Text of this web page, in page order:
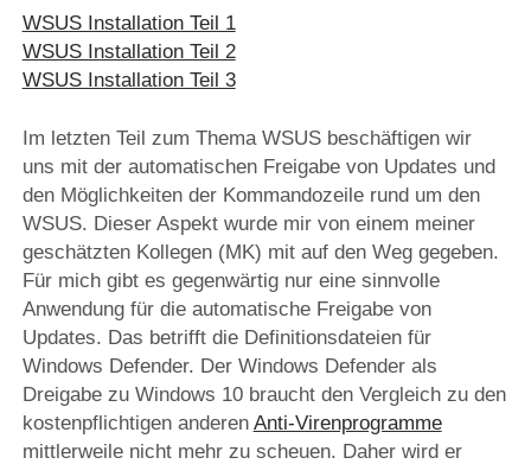
WSUS Installation Teil 1
WSUS Installation Teil 2
WSUS Installation Teil 3
Im letzten Teil zum Thema WSUS beschäftigen wir
uns mit der automatischen Freigabe von Updates und
den Möglichkeiten der Kommandozeile rund um den
WSUS. Dieser Aspekt wurde mir von einem meiner
geschätzten Kollegen (MK) mit auf den Weg gegeben.
Für mich gibt es gegenwärtig nur eine sinnvolle
Anwendung für die automatische Freigabe von
Updates. Das betrifft die Definitionsdateien für
Windows Defender. Der Windows Defender als
Dreigabe zu Windows 10 braucht den Vergleich zu den
kostenpflichtigen anderen Anti-Virenprogramme
mittlerweile nicht mehr zu scheuen. Daher wird er